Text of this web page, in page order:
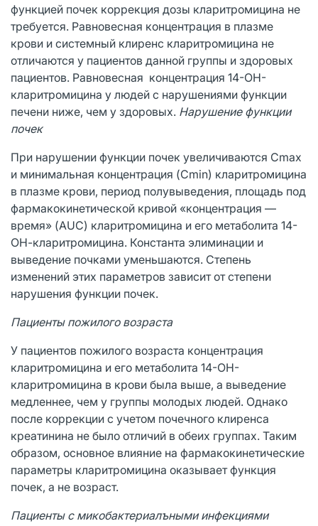
функцией почек коррекция дозы кларитромицина не
требуется. Равновесная концентрация в плазме
крови и системный клиренс кларитромицина не
отличаются у пациентов данной группы и здоровых
пациентов. Равновесная концентрация 14-ОН-
кларитромицина у людей с нарушениями функции
печени ниже, чем у здоровых. Нарушение функции
почек
При нарушении функции почек увеличиваются Сmax
и минимальная концентрация (Cmin) кларитромицина
в плазме крови, период полувыведения, площадь под
фармакокинетической кривой «концентрация —
время» (AUC) кларитромицина и его метаболита 14-
ОН-кларитромицина. Константа элиминации и
выведение почками уменьшаются. Степень
изменений этих параметров зависит от степени
нарушения функции почек.
Пациенты пожилого возраста
У пациентов пожилого возраста концентрация
кларитромицина и его метаболита 14-ОН-
кларитромицина в крови была выше, а выведение
медленнее, чем у группы молодых людей. Однако
после коррекции с учетом почечного клиренса
креатинина не было отличий в обеих группах. Таким
образом, основное влияние на фармакокинетические
параметры кларитромицина оказывает функция
почек, а не возраст.
Пациенты с микобактериалъными инфекциями